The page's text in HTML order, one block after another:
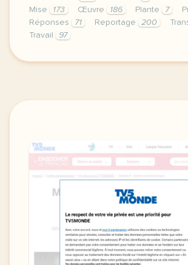
Mise
173 Œuvre 186 Plante 7
Réponses
71 Reportage 200
Travail
97
continuer sans accepter le